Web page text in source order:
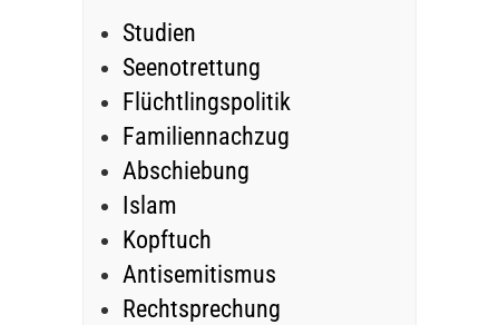
Studien
Seenotrettung
Flüchtlingspolitik
Familiennachzug
Abschiebung
Islam
Kopftuch
Antisemitismus
Rechtsprechung